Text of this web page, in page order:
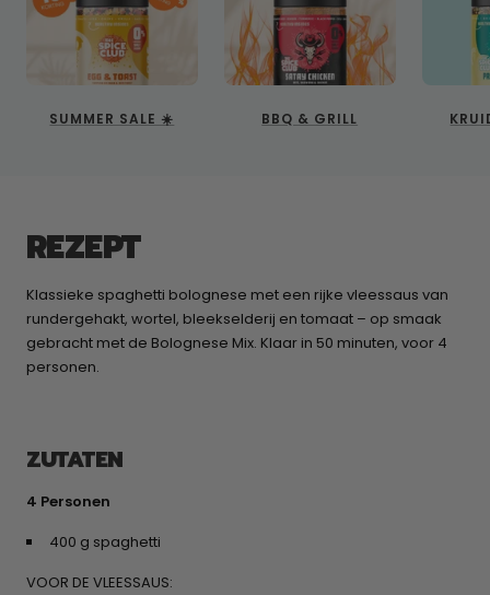
SUMMER SALE ☀️ BBQ & GRILL
REZEPT
Klassieke spaghetti bolognese met een rijke vleessaus van
rundergehakt, wortel, bleekselderij en tomaat – op smaak
gebracht met de Bolognese Mix. Klaar in 50 minuten, voor 4
personen.
ZUTATEN
4 Personen
400 g spaghetti
VOOR DE VLEESSAUS: